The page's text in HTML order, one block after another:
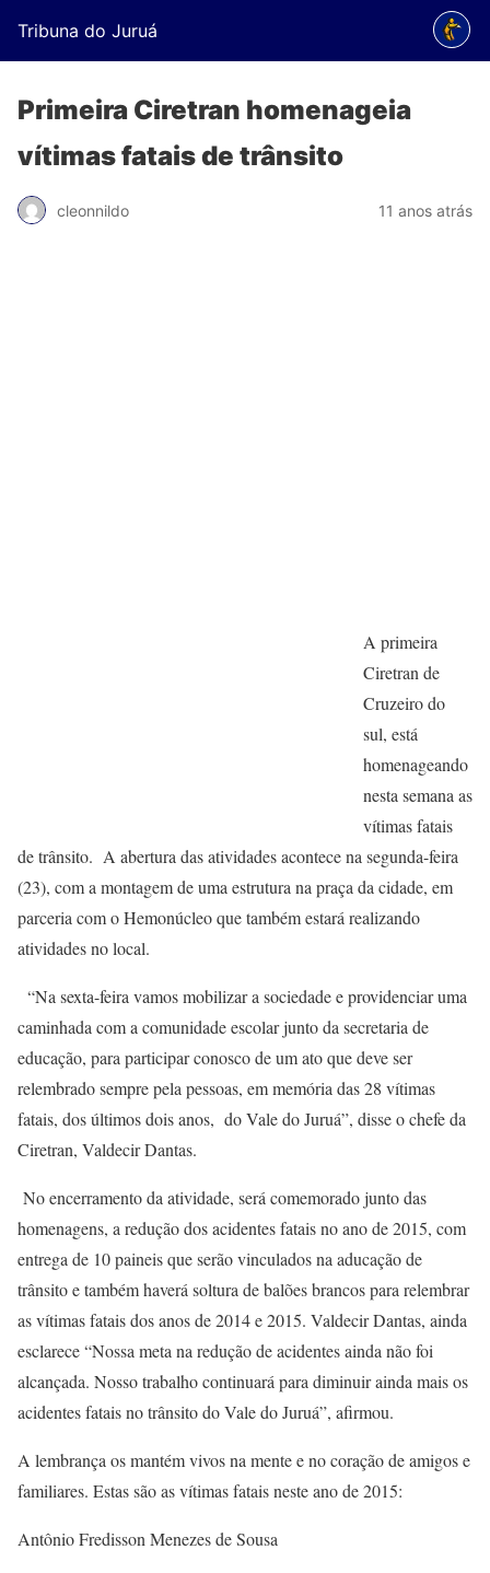
Tribuna do Juruá
Primeira Ciretran homenageia
vítimas fatais de trânsito
cleonnildo 11 anos atrás
A primeira
Ciretran de
Cruzeiro do
sul, está
homenageando
nesta semana as
vítimas fatais
de trânsito. A abertura das atividades acontece na segunda-feira
(23), com a montagem de uma estrutura na praça da cidade, em
parceria com o Hemonúcleo que também estará realizando
atividades no local.
“Na sexta-feira vamos mobilizar a sociedade e providenciar uma
caminhada com a comunidade escolar junto da secretaria de
educação, para participar conosco de um ato que deve ser
relembrado sempre pela pessoas, em memória das 28 vítimas
fatais, dos últimos dois anos, do Vale do Juruá”, disse o chefe da
Ciretran, Valdecir Dantas.
No encerramento da atividade, será comemorado junto das
homenagens, a redução dos acidentes fatais no ano de 2015, com
entrega de 10 paineis que serão vinculados na aducação de
trânsito e também haverá soltura de balões brancos para relembrar
as vítimas fatais dos anos de 2014 e 2015. Valdecir Dantas, ainda
esclarece “Nossa meta na redução de acidentes ainda não foi
alcançada. Nosso trabalho continuará para diminuir ainda mais os
acidentes fatais no trânsito do Vale do Juruá”, afirmou.
A lembrança os mantém vivos na mente e no coração de amigos e
familiares. Estas são as vítimas fatais neste ano de 2015:
Antônio Fredisson Menezes de Sousa